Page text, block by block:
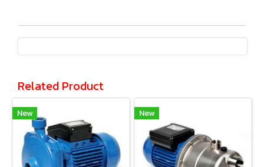
Related Product
New New